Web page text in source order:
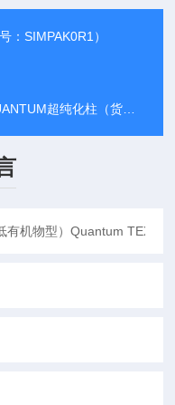
：SIMPAK0R1）
号：QGARDT3X1，QGARDT2X1）